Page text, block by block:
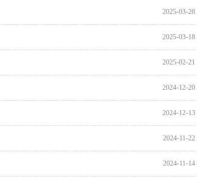
2025-03-28
2025-03-18
2025-02-21
2024-12-20
2024-12-13
2024-11-22
2024-11-14